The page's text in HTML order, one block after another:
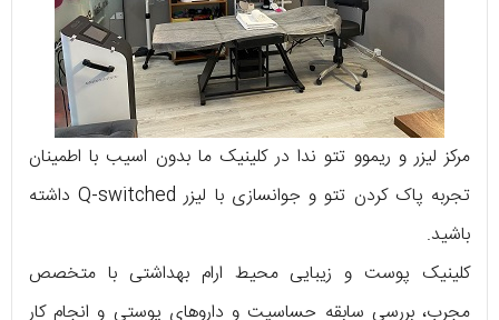
مرکز لیزر و ریموو تتو ندا در کلینیک ما بدون اسیب با اطمینان
تجربه پاک کردن تتو و جوانسازی با لیزر Q-switched داشته
باشید.
کلینیک پوست و زیبایی محیط ارام بهداشتی با متخصص
مجرب، بررسی سابقه حساسیت و داروهای پوستی و انجام کار